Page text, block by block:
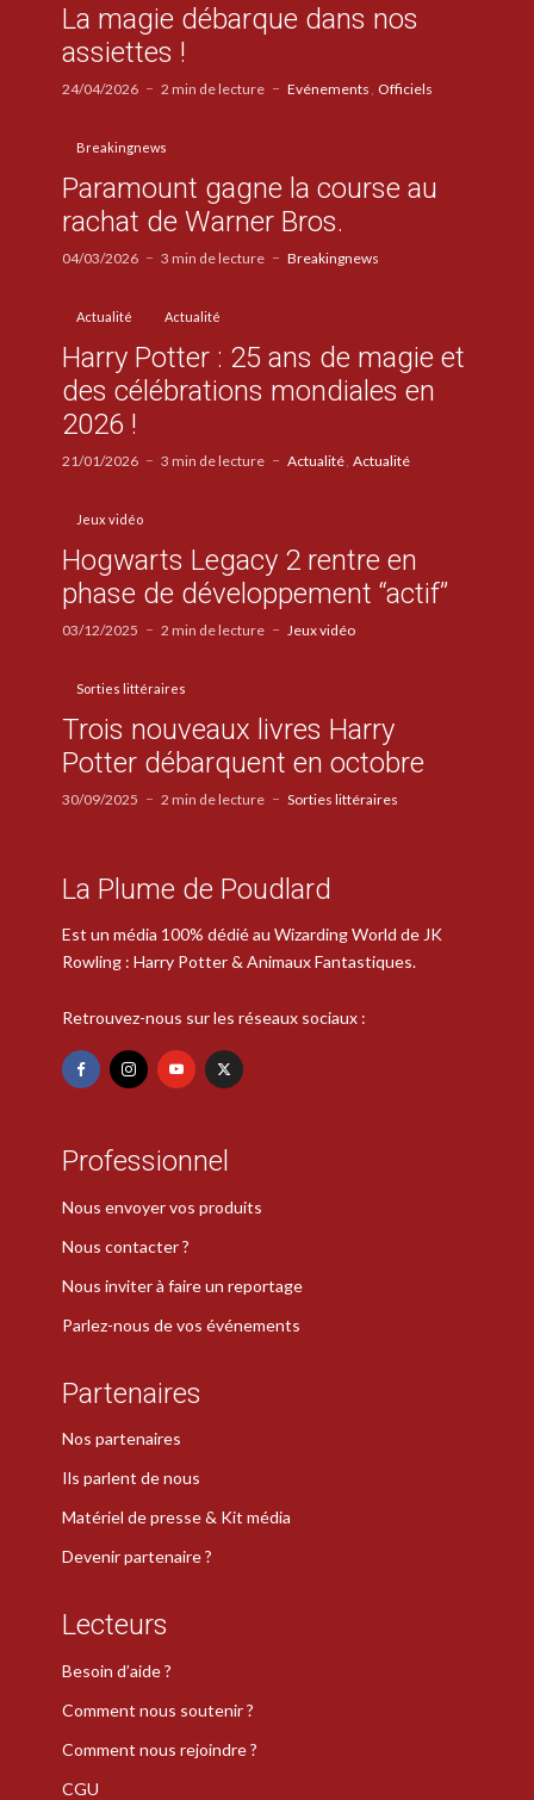
La magie débarque dans nos
assiettes !
24/04/2026 2 min de lecture Evénements Officiels
Breakingnews
Paramount gagne la course au
rachat de Warner Bros.
04/03/2026 3 min de lecture Breakingnews
Actualité Actualité
Harry Potter : 25 ans de magie et
des célébrations mondiales en
2026 !
21/01/2026 3 min de lecture Actualité Actualité
Jeux vidéo
Hogwarts Legacy 2 rentre en
phase de développement “actif”
03/12/2025 2 min de lecture Jeux vidéo
Sorties littéraires
Trois nouveaux livres Harry
Potter débarquent en octobre
30/09/2025 2 min de lecture Sorties littéraires
La Plume de Poudlard
Est un média 100% dédié au Wizarding World de JK
Rowling : Harry Potter & Animaux Fantastiques.
Retrouvez-nous sur les réseaux sociaux :
Professionnel
Nous envoyer vos produits
Nous contacter ?
Nous inviter à faire un reportage
Parlez-nous de vos événements
Partenaires
Nos partenaires
Ils parlent de nous
Matériel de presse & Kit média
Devenir partenaire ?
Lecteurs
Besoin d’aide ?
Comment nous soutenir ?
Comment nous rejoindre ?
CGU